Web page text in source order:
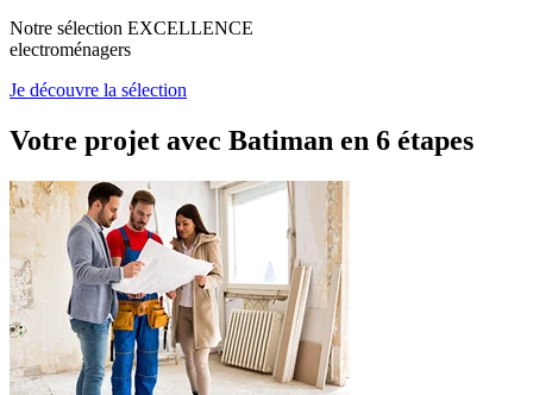
Notre sélection EXCELLENCE
electroménagers
Je découvre la sélection
Votre projet avec Batiman en 6 étapes